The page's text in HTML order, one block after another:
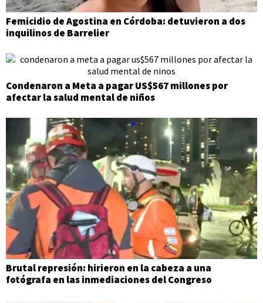
Femicidio de Agostina en Córdoba: detuvieron a dos
inquilinos de Barrelier
Condenaron a Meta a pagar US$567 millones por
afectar la salud mental de niños
Brutal represión: hirieron en la cabeza a una
fotógrafa en las inmediaciones del Congreso